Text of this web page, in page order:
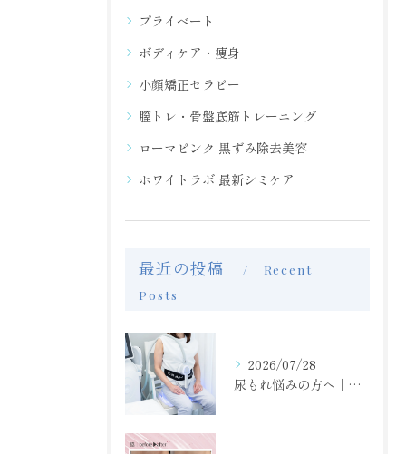
プライベート
ボディケア・痩身
小顔矯正セラピー
膣トレ・骨盤底筋トレーニング
ローマピンク 黒ずみ除去美容
ホワイトラボ 最新シミケア
最近の投稿
Recent
Posts
2026/07/28
尿もれ悩みの方へ｜骨盤底筋トレーニングで毎日をもっと快適に